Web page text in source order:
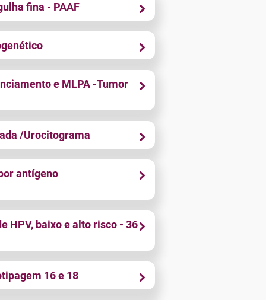
fina - PAAF
e MLPA -Tumor
/Urocitograma
antígeno
HPV, baixo e alto risco - 36
16 e 18